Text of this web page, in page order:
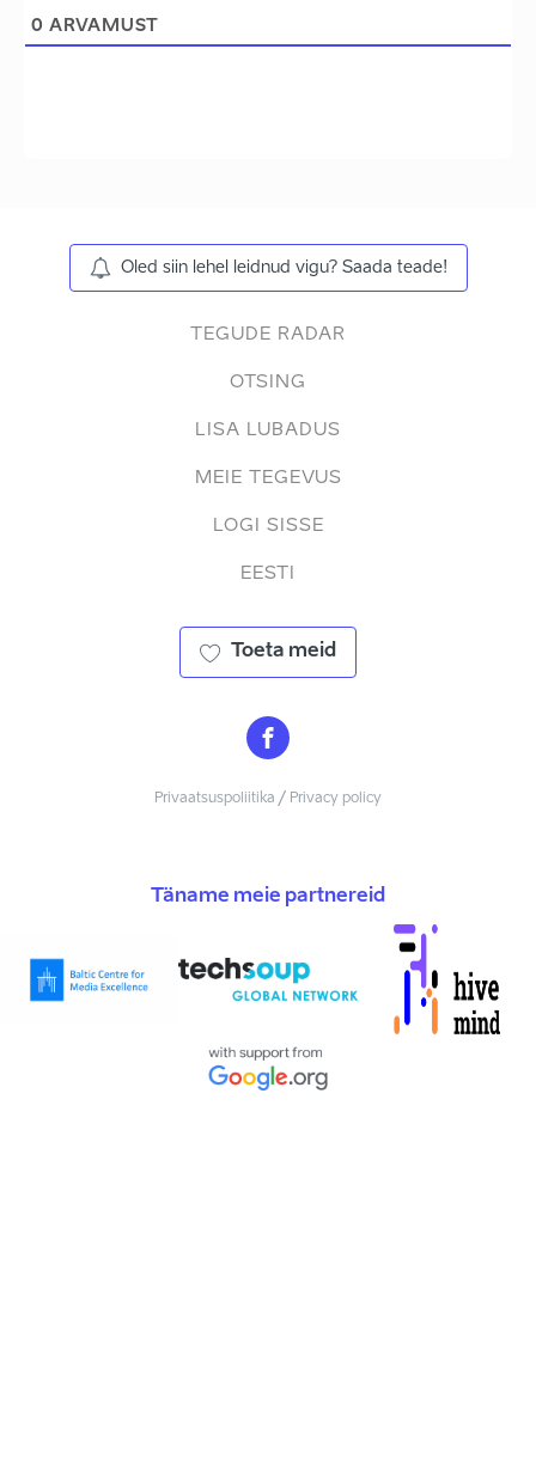
0 ARVAMUST
Oled siin lehel leidnud vigu? Saada teade!
TEGUDE RADAR
OTSING
LISA LUBADUS
MEIE TEGEVUS
LOGI SISSE
EESTI
Toeta meid
Privaatsuspoliitika / Privacy policy
Täname meie partnereid